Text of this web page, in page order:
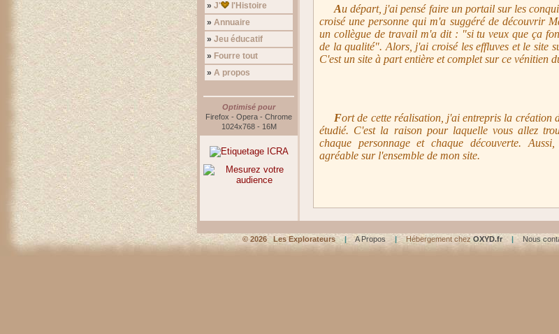
» J'
l'Histoire
» Annuaire
» Jeu éducatif
» Fourre tout
» A propos
Optimisé pour
Firefox - Opera - Chrome
1024x768 - 16M
Au départ, j'ai pensé faire un portail sur les
croisé une personne qui m'a suggéré de découvrir
un collègue de travail m'a dit : "si tu veux que ça
de la qualité". Alors, j'ai croisé les effluves et le site
C'est un site à part entière et complet sur ce vénitien
Fort de cette réalisation, j'ai entrepris la création
étudié. C'est la raison pour laquelle vous allez
chaque personnage et chaque découverte.
agréable sur l'ensemble de mon site.
©2026 Les Explorateurs | A Propos | Hébergement chez OXYD.fr | Nous